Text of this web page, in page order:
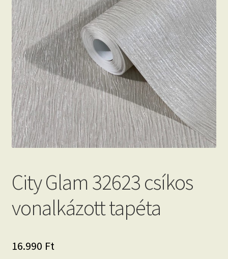
Kapcsolat
City Glam 32623 csíkos
vonalkázott tapéta
16.990 Ft